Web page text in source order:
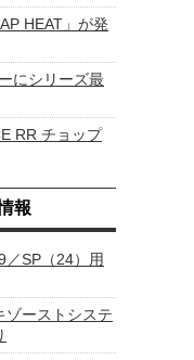
HEAT」が発
にシリーズ最
RR チョップ
報
／SP（24）用
ゾーストシステ